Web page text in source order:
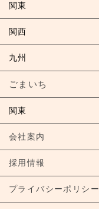
関東
関西
九州
ごまいち
関東
会社案内
採用情報
プライバシーポリシー